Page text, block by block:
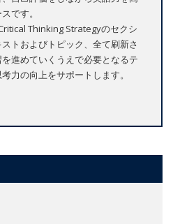
です。
Thinking Strategyのセクシ
トおよびトピック、全て刷新さ
進めていくうえで必要となるテ
力の向上をサポートします。